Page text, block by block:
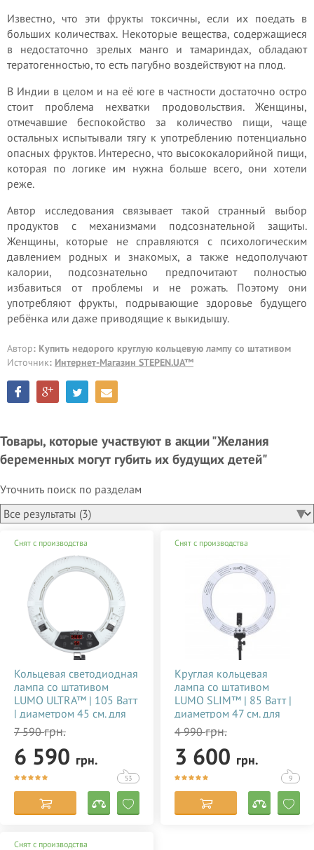
Известно, что эти фрукты токсичны, если их поедать в
больших количествах. Некоторые вещества, содержащиеся
в недостаточно зрелых манго и тамариндах, обладают
тератогенностью, то есть пагубно воздействуют на плод.
В Индии в целом и на её юге в частности достаточно остро
стоит проблема нехватки продовольствия. Женщины,
отмечавшие беспокойство за количество пищи, чаще
остальных испытывали тягу к употреблению потенциально
опасных фруктов. Интересно, что высококалорийной пищи,
которая по логике им нужна больше всего, они хотели
реже.
Автор исследования связывает такой странный выбор
продуктов с механизмами подсознательной защиты.
Женщины, которые не справляются с психологическим
давлением родных и знакомых, а также недополучают
калории, подсознательно предпочитают полностью
избавиться от проблемы и не рожать. Поэтому они
употребляют фрукты, подрывающие здоровье будущего
ребёнка или даже приводящие к выкидышу.
Автор: Купить недорого круглую кольцевую лампу со штативом
Источник: Интернет-Магазин STEPEN.UA™
Товары, которые участвуют в акции "Желания
беременных могут губить их будущих детей"
Уточнить поиск по разделам
Снят с производства
Кольцевая светодиодная
лампа со штативом
LUMO ULTRA™ | 105 Ватт
| диаметром 45 см. для
тик тока, визажиста,
косметолога, блогера,
фото, видеосъемки
купить недорого в
Украине 356784
7 590грн.
6 590 грн.
53
Снят с производства
Круглая кольцевая
лампа со штативом
LUMO SLIM™ | 85 Ватт |
диаметром 47 см. для
съемки видео тик ток,
блогеров, визажиста,
макияжа купить
недорого в Украине
(Киеве) 356785
4 990грн.
3 600 грн.
9
Снят с производства